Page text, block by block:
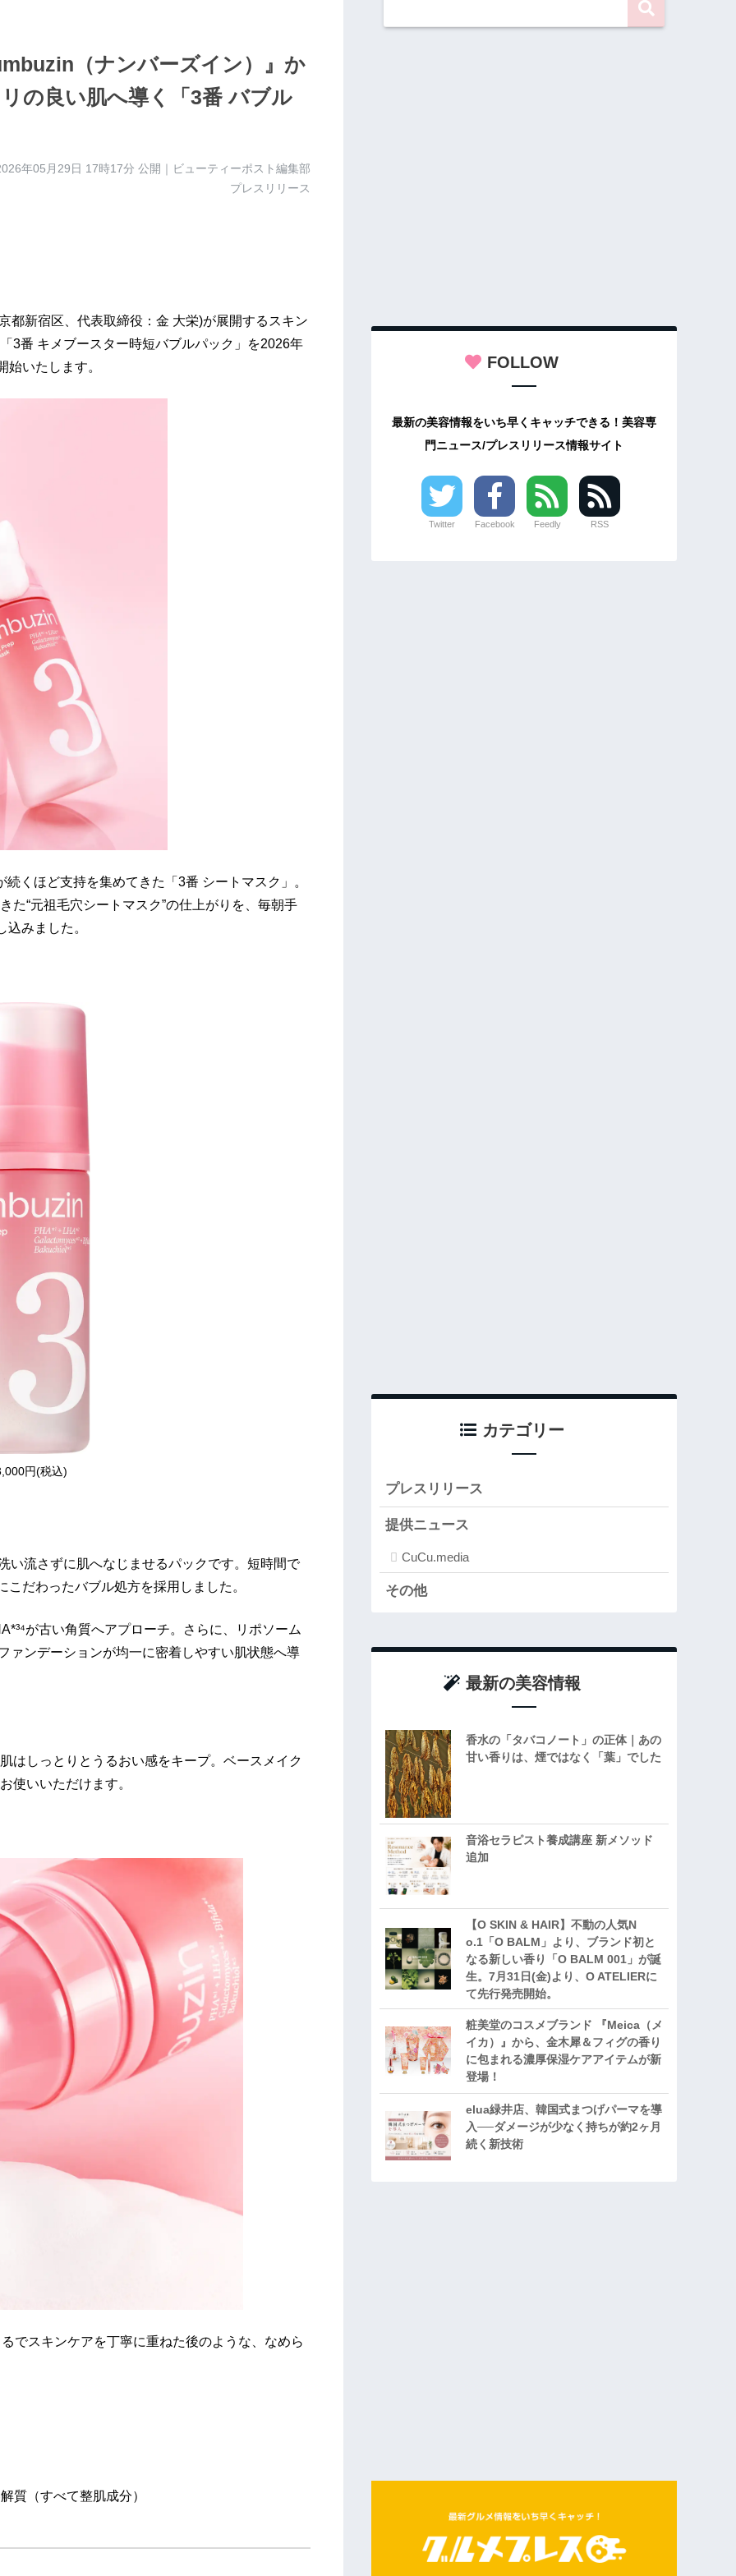
（ナンバーズイン）』か
の良い肌へ導く「3番 バブル
年05月29日 17時17分 公開｜ビューティーポスト編集部
プレスリリース
都新宿区、代表取締役：金 大栄)が展開するスキン
3番 キメブースター時短バブルパック」を2026年
いたします。
くほど支持を集めてきた「3番 シートマスク」。
た“元祖毛穴シートマスク”の仕上がりを、毎朝手
込みました。
円(税込)
い流さずに肌へなじませるパックです。短時間で
だわったバブル処方を採用しました。
が古い角質へアプローチ。さらに、リポソーム
ァンデーションが均一に密着しやすい肌状態へ導
はしっとりとうるおい感をキープ。ベースメイク
使いいただけます。
でスキンケアを丁寧に重ねた後のような、なめら
質（すべて整肌成分）
FOLLOW
最新の美容情報をいち早くキャッチできる！美容専
門ニュース/プレスリリース情報サイト
Twitter Facebook Feedly RSS
カテゴリー
プレスリリース
提供ニュース
CuCu.media
その他
最新の美容情報
香水の「タバコノート」の正体｜あの
甘い香りは、煙ではなく「葉」でした
音浴セラピスト養成講座 新メソッド
追加
【O SKIN & HAIR】不動の人気N
o.1「O BALM」より、ブランド初と
なる新しい香り「O BALM 001」が誕
生。7月31日(金)より、O ATELIERに
て先行発売開始。
粧美堂のコスメブランド 『Meica（メ
イカ）』から、金木犀＆フィグの香り
に包まれる濃厚保湿ケアアイテムが新
登場！
elua緑井店、韓国式まつげパーマを導
入──ダメージが少なく持ちが約2ヶ月
続く新技術